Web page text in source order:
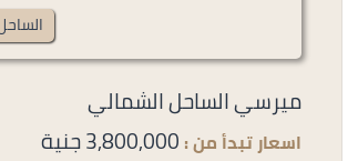
ميرسي الساحل الشمالي
اسعار تبدأ من : 3,800,000 جنية